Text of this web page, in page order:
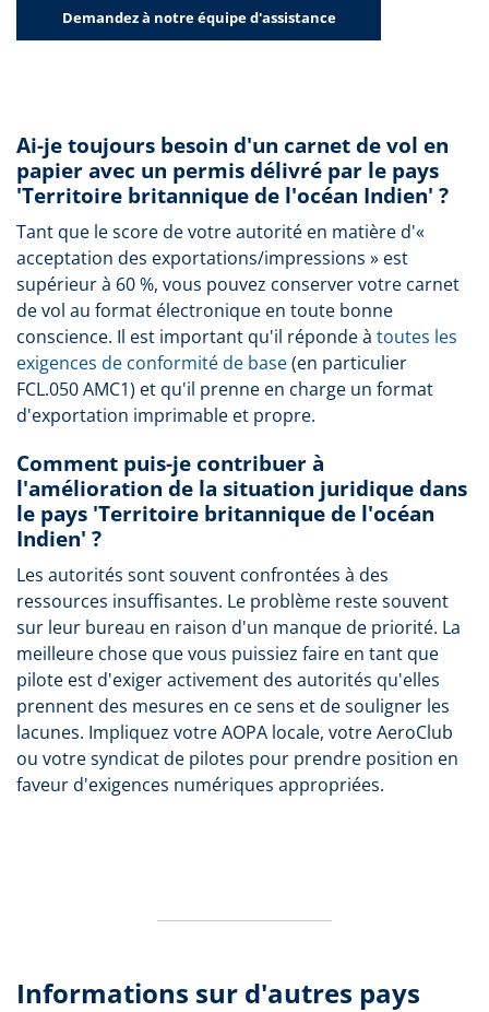
Demandez à notre équipe d'assistance
Ai-je toujours besoin d'un carnet de vol en
papier avec un permis délivré par le pays
'Territoire britannique de l'océan Indien' ?
Tant que le score de votre autorité en matière d'«
acceptation des exportations/impressions » est
supérieur à 60 %, vous pouvez conserver votre carnet
de vol au format électronique en toute bonne
conscience. Il est important qu'il réponde à toutes les
exigences de conformité de base(en particulier
FCL.050 AMC1) et qu'il prenne en charge un format
d'exportation imprimable et propre.
Comment puis-je contribuer à
l'amélioration de la situation juridique dans
le pays 'Territoire britannique de l'océan
Indien' ?
Les autorités sont souvent confrontées à des
ressources insuffisantes. Le problème reste souvent
sur leur bureau en raison d'un manque de priorité. La
meilleure chose que vous puissiez faire en tant que
pilote est d'exiger activement des autorités qu'elles
prennent des mesures en ce sens et de souligner les
lacunes. Impliquez votre AOPA locale, votre AeroClub
ou votre syndicat de pilotes pour prendre position en
faveur d'exigences numériques appropriées.
Informations sur d'autres pays